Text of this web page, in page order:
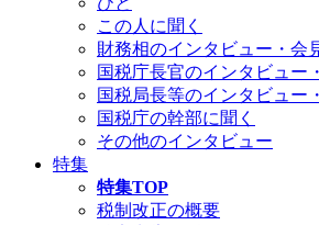
この人に聞く
財務相のインタビュー・会
国税庁長官のインタビュー
国税局長等のインタビュー
国税庁の幹部に聞く
その他のインタビュー
特集
特集TOP
税制改正の概要